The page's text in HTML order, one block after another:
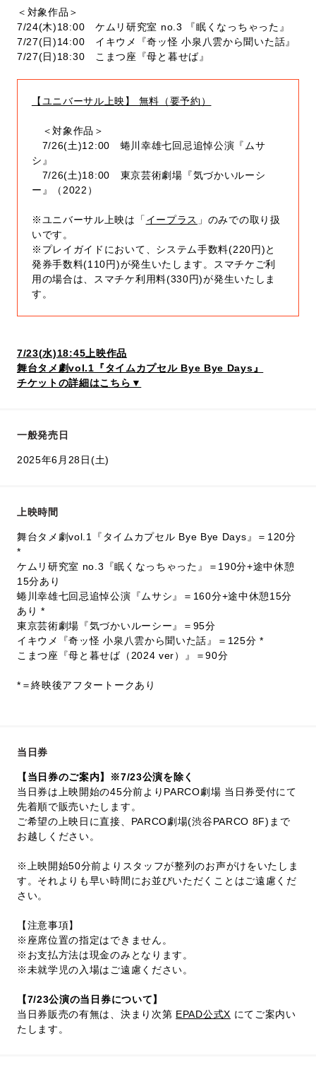
＜対象作品＞
7/24(木)18:00 ケムリ研究室 no.3 『眠くなっちゃった』
7/27(日)14:00 イキウメ『奇ッ怪 小泉八雲から聞いた話』
7/27(日)18:30 こまつ座『母と暮せば』
【ユニバーサル上映】 無料（要予約）
＜対象作品＞
7/26(土)12:00 蜷川幸雄七回忌追悼公演『ムサ
シ』
7/26(土)18:00 東京芸術劇場『気づかいルーシ
ー』（2022）
※ユニバーサル上映は「 イープラス 」のみでの取り扱
いです。
※プレイガイドにおいて、システム手数料(220円)と
発券手数料(110円)が発生いたします。スマチケご利
用の場合は、スマチケ利用料(330円)が発生いたしま
す。
7/23(水)18:45上映作品
舞台タメ劇vol.1『タイムカプセル Bye Bye Days』
チケットの詳細はこちら▼
一般発売日
2025年6月28日(土)
上映時間
舞台タメ劇vol.1『タイムカプセル Bye Bye Days』＝120分
*
ケムリ研究室 no.3『眠くなっちゃった』＝190分+途中休憩
15分あり
蜷川幸雄七回忌追悼公演『ムサシ』＝160分+途中休憩15分
あり *
東京芸術劇場『気づかいルーシー』＝95分
イキウメ『奇ッ怪 小泉八雲から聞いた話』＝125分 *
こまつ座『母と暮せば（2024 ver）』＝90分
*＝終映後アフタートークあり
当日券
【当日券のご案内】※7/23公演を除く
当日券は上映開始の45分前よりPARCO劇場 当日券受付にて
先着順で販売いたします。
ご希望の上映日に直接、PARCO劇場(渋谷PARCO 8F)まで
お越しください。
※上映開始50分前よりスタッフが整列のお声がけをいたしま
す。それよりも早い時間にお並びいただくことはご遠慮くだ
さい。
【注意事項】
※座席位置の指定はできません。
※お支払方法は現金のみとなります。
※未就学児の入場はご遠慮ください。
【7/23公演の当日券について】
当日券販売の有無は、決まり次第 EPAD公式X にてご案内い
たします。